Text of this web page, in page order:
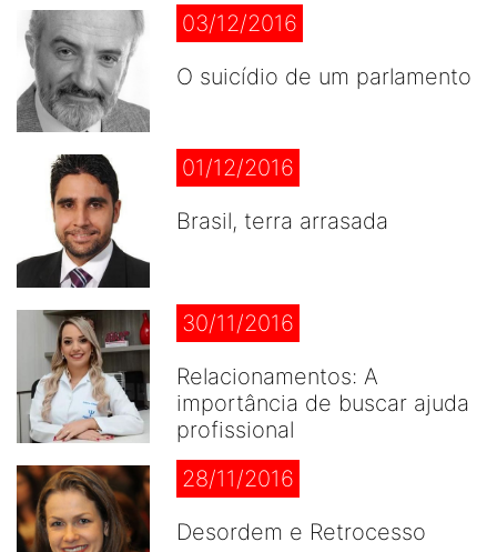
03/12/2016
O suicídio de um parlamento
01/12/2016
Brasil, terra arrasada
30/11/2016
Relacionamentos: A
importância de buscar ajuda
profissional
28/11/2016
Desordem e Retrocesso